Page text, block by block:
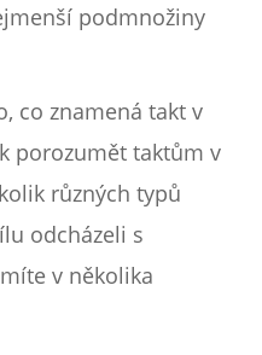
podmnožiny
co znamená takt v
porozumět taktům v
různých typů
odcházeli s
v několika